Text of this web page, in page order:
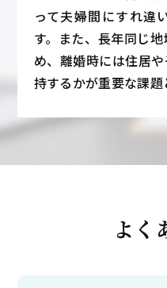
って夫婦間にすれ違
す。また、長年同じ
め、離婚時には住居
持するかが重要な課題
よく